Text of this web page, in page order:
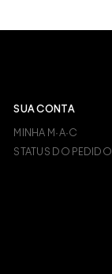
SUA CONTA
MINHA M·A·C
STATUS DO PEDIDO